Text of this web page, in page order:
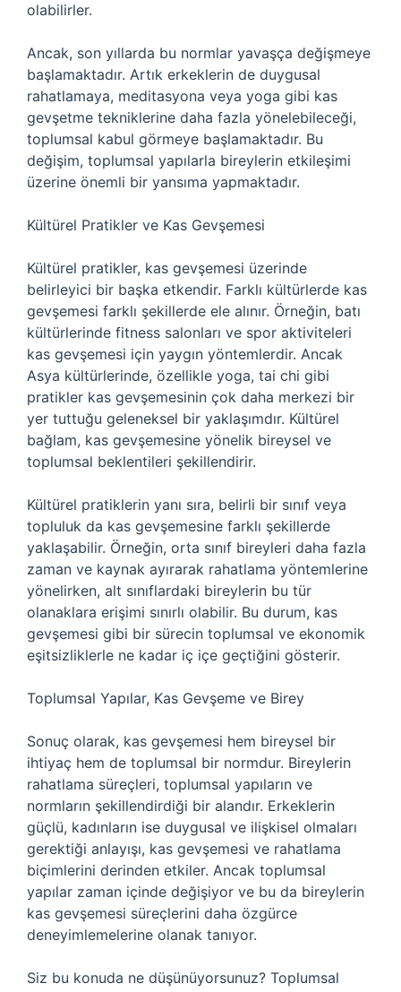
olabilirler.
Ancak, son yıllarda bu normlar yavaşça değişmeye
başlamaktadır. Artık erkeklerin de duygusal
rahatlamaya, meditasyona veya yoga gibi kas
gevşetme tekniklerine daha fazla yönelebileceği,
toplumsal kabul görmeye başlamaktadır. Bu
değişim, toplumsal yapılarla bireylerin etkileşimi
üzerine önemli bir yansıma yapmaktadır.
Kültürel Pratikler ve Kas Gevşemesi
Kültürel pratikler, kas gevşemesi üzerinde
belirleyici bir başka etkendir. Farklı kültürlerde kas
gevşemesi farklı şekillerde ele alınır. Örneğin, batı
kültürlerinde fitness salonları ve spor aktiviteleri
kas gevşemesi için yaygın yöntemlerdir. Ancak
Asya kültürlerinde, özellikle yoga, tai chi gibi
pratikler kas gevşemesinin çok daha merkezi bir
yer tuttuğu geleneksel bir yaklaşımdır. Kültürel
bağlam, kas gevşemesine yönelik bireysel ve
toplumsal beklentileri şekillendirir.
Kültürel pratiklerin yanı sıra, belirli bir sınıf veya
topluluk da kas gevşemesine farklı şekillerde
yaklaşabilir. Örneğin, orta sınıf bireyleri daha fazla
zaman ve kaynak ayırarak rahatlama yöntemlerine
yönelirken, alt sınıflardaki bireylerin bu tür
olanaklara erişimi sınırlı olabilir. Bu durum, kas
gevşemesi gibi bir sürecin toplumsal ve ekonomik
eşitsizliklerle ne kadar iç içe geçtiğini gösterir.
Toplumsal Yapılar, Kas Gevşeme ve Birey
Sonuç olarak, kas gevşemesi hem bireysel bir
ihtiyaç hem de toplumsal bir normdur. Bireylerin
rahatlama süreçleri, toplumsal yapıların ve
normların şekillendirdiği bir alandır. Erkeklerin
güçlü, kadınların ise duygusal ve ilişkisel olmaları
gerektiği anlayışı, kas gevşemesi ve rahatlama
biçimlerini derinden etkiler. Ancak toplumsal
yapılar zaman içinde değişiyor ve bu da bireylerin
kas gevşemesi süreçlerini daha özgürce
deneyimlemelerine olanak tanıyor.
Siz bu konuda ne düşünüyorsunuz? Toplumsal